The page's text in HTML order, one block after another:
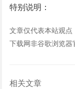
特别说明：
文章仅代表本站观
下载网非谷歌浏览器
相关文章